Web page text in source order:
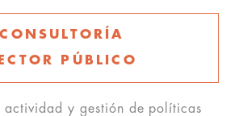
CONSULTORÍA
PÚBLICO
actividad y gestión de políticas